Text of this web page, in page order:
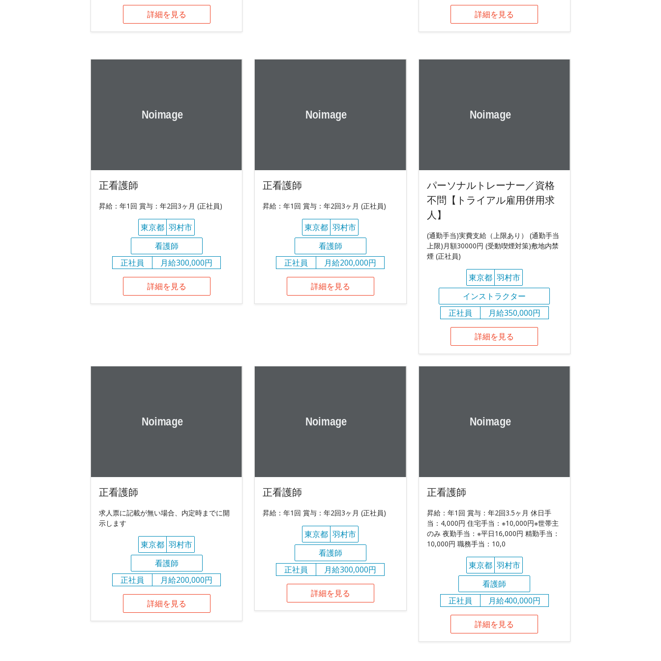
詳細を見る 詳細を見る
正看護師
昇給：年1回 賞与：年2回3ヶ月 (正社員)
東京都 羽村市
看護師
正社員
月給300,000円
詳細を見る
正看護師
昇給：年1回 賞与：年2回3ヶ月 (正社員)
東京都 羽村市
看護師
正社員
月給200,000円
詳細を見る
パーソナルトレーナー／資格
不問【トライアル雇用併用求
人】
(通勤手当)実費支給（上限あり） (通勤手当
上限)月額30000円 (受動喫煙対策)敷地内禁
煙 (正社員)
東京都 羽村市
インストラクター
正社員
月給350,000円
詳細を見る
正看護師
求人票に記載が無い場合、内定時までに開
示します
東京都 羽村市
看護師
正社員
月給200,000円
詳細を見る
正看護師
昇給：年1回 賞与：年2回3ヶ月 (正社員)
東京都 羽村市
看護師
正社員
月給300,000円
詳細を見る
正看護師
昇給：年1回 賞与：年2回3.5ヶ月 休日手
当：4,000円 住宅手当：※10,000円※世帯主
のみ 夜勤手当：※平日16,000円 精勤手当：
10,000円 職務手当：10,0
東京都 羽村市
看護師
正社員
月給400,000円
詳細を見る